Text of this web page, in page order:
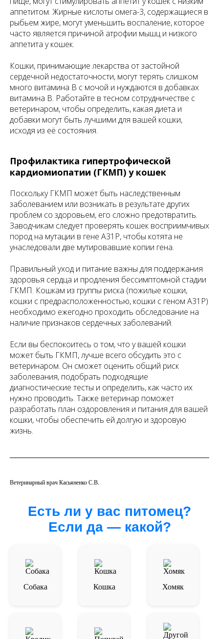
аппетитом. Жирные кислоты омега-3, содержащиеся в
рыбьем жире, могут уменьшить воспаление, которое
часто является причиной атрофии мышц и низкого
аппетита у кошек.
Кошки, принимающие лекарства от застойной
сердечной недостаточности, могут терять слишком
много витамина B с мочой и нуждаются в добавках
витамина B. Работайте в тесном сотрудничестве с
ветеринаром, чтобы определить, какая диета и
добавки могут быть лучшими для вашей кошки,
исходя из её состояния.
Профилактика гипертрофической
кардиомиопатии (ГКМП) у кошек
Поскольку ГКМП может быть наследственным
заболеванием или возникать в результате других
проблем со здоровьем, его сложно предотвратить.
Заводчикам следует проверять кошек восприимчивых
пород на мутации в гене A31P, чтобы котята не
унаследовали две мутировавшие копии гена.
Правильный уход и питание важны для поддержания
здоровья сердца и продления бессимптомной стадии
ГКМП. Кошкам из группы риска (пожилые кошки,
кошки с предрасположенностью, кошки с геном A31P)
необходимо ежегодно проходить обследование на
наличие признаков сердечных заболеваний.
Если вы беспокоитесь о том, что у вашей кошки
может быть ГКМП, лучше всего обсудить это с
ветеринаром. Он сможет оценить общий риск
заболевания, подобрать подходящие
диагностические тесты и определить, как часто их
нужно проводить. Также ветеринар поможет
разработать план оздоровления и питания для вашей
кошки, чтобы обеспечить ей долгую и здоровую
жизнь.
Ветеринарный врач Касьяненко С.В.
Есть ли у вас питомец?
Если да — какой?
Собака Кошка Хомяк